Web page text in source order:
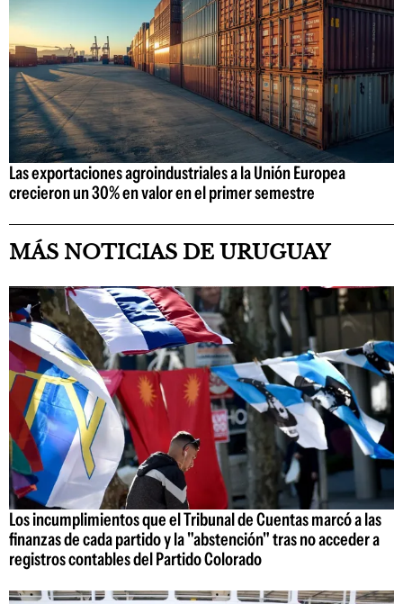
Las exportaciones agroindustriales a la Unión Europea
crecieron un 30% en valor en el primer semestre
MÁS NOTICIAS DE URUGUAY
Los incumplimientos que el Tribunal de Cuentas marcó a las
finanzas de cada partido y la "abstención" tras no acceder a
registros contables del Partido Colorado